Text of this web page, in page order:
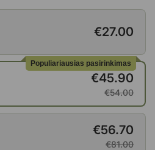
€27.00
Populiariausias pasirinkimas
€45.90
€54.00
€56.70
€81.00